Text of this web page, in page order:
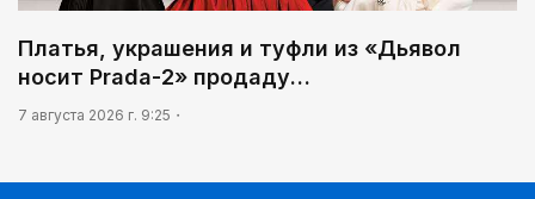
Платья, украшения и туфли из «Дьявол
носит Prada-2» продаду…
7 августа 2026 г. 9:25